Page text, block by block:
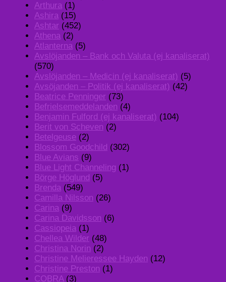
Arthura (1)
Ashira (15)
Ashtar (452)
Athena (2)
Atlanterna (5)
Avslöjanden – Bank och Valuta (ej kanaliserat)
(570)
Avslöjanden – Medicin (ej kanaliserat) (5)
Avsöjanden – Politik (ej kanaliserat) (42)
Beatrice Penninger (73)
Befrielsemeddelanden (4)
Benjamin Fulford (ej kanaliserat) (104)
Berit von Scheven (2)
Betelgeuse (2)
Blossom Goodchild (302)
Blue Avians (9)
Blue Light Channeling (1)
Börge Höglund (5)
Brenda (549)
Camilla Nilsson (26)
Carina (9)
Carina Davidsson (6)
Cassiopeia (1)
Chellea Wilder (48)
Christina Norin (2)
Christine Melieressee Hayden (12)
Christine Preston (1)
COBRA(3)